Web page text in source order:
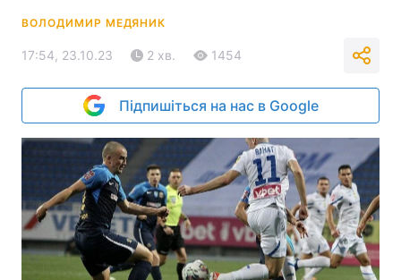
ВОЛОДИМИР МЕДЯНИК
17:54, 23.10.23 2 хв. 1454
Підпишіться на нас в Google